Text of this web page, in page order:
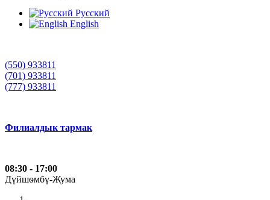
Русский
English
(550) 933811
(701) 933811
(777) 933811
Филиалдык тармак
08:30 - 17:00
Дүйшѳмбү-Жума